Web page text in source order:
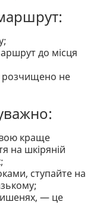
до місця
розчищено не
краще
на шкіряній
ступайте на
— це